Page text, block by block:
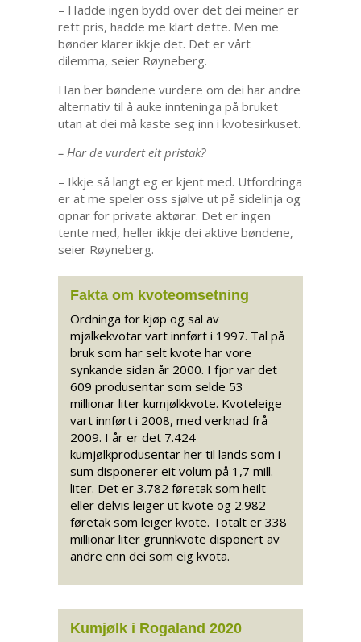
– Hadde ingen bydd over det dei meiner er
rett pris, hadde me klart dette. Men me
bønder klarer ikkje det. Det er vårt
dilemma, seier Røyneberg.
Han ber bøndene vurdere om dei har andre
alternativ til å auke innteninga på bruket
utan at dei må kaste seg inn i kvotesirkuset.
– Har de vurdert eit pristak?
– Ikkje så langt eg er kjent med. Utfordringa
er at me speler oss sjølve ut på sidelinja og
opnar for private aktørar. Det er ingen
tente med, heller ikkje dei aktive bøndene,
seier Røyneberg.
Fakta om kvoteomsetning
Ordninga for kjøp og sal av
mjølkekvotar vart innført i 1997. Tal på
bruk som har selt kvote har vore
synkande sidan år 2000. I fjor var det
609 produsentar som selde 53
millionar liter kumjølkkvote. Kvoteleige
vart innført i 2008, med verknad frå
2009. I år er det 7.424
kumjølkprodusentar her til lands som i
sum disponerer eit volum på 1,7 mill.
liter. Det er 3.782 føretak som heilt
eller delvis leiger ut kvote og 2.982
føretak som leiger kvote. Totalt er 338
millionar liter grunnkvote disponert av
andre enn dei som eig kvota.
Kumjølk i Rogaland 2020